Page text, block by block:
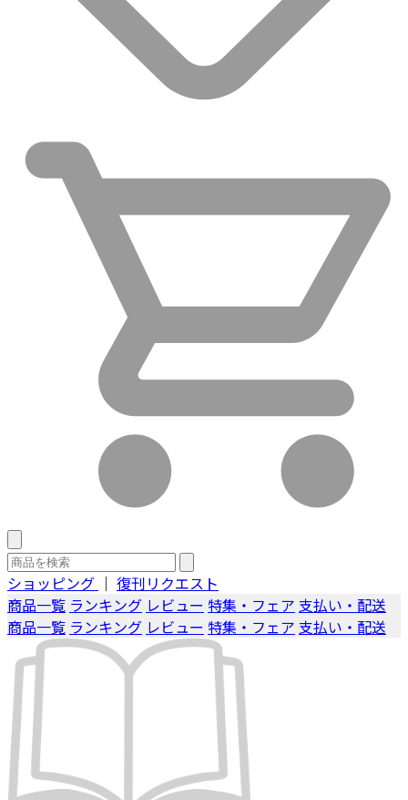
ショッピング ｜ 復刊リクエスト
商品一覧 ランキング レビュー 特集・フェア 支払い・配送
商品一覧 ランキング レビュー 特集・フェア 支払い・配送